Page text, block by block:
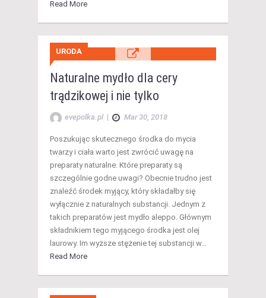
Read More
URODA
Naturalne mydło dla cery
trądzikowej i nie tylko
evepolka.pl | Mar 30, 2018
Poszukując skutecznego środka do mycia
twarzy i ciała warto jest zwrócić uwagę na
preparaty naturalne. Które preparaty są
szczególnie godne uwagi? Obecnie trudno jest
znaleźć środek myjący, który składałby się
wyłącznie z naturalnych substancji. Jednym z
takich preparatów jest mydło aleppo. Głównym
składnikiem tego myjącego środka jest olej
laurowy. Im wyższe stężenie tej substancji w…
Read More